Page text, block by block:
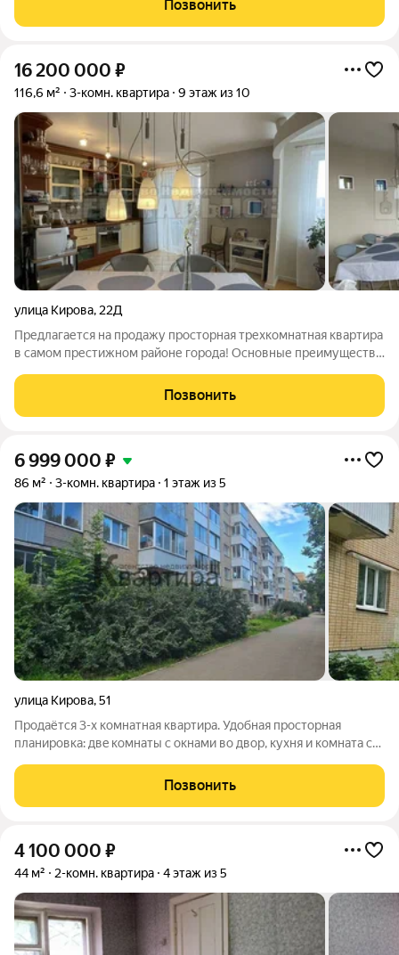
лоджия просторная кухня
Позвонить
16 200 000 ₽
116,6 м² 3-комн. квартира 9 этаж из 10
улица Кирова, 22Д
Предлагается на продажу просторная трехкомнатная квартира
в самом престижном районе города! Основные преимущества
отопление просторная кухня- гостиная -35 кв.м. спальня - 18.3
кв.м. спальня-
Позвонить
6 999 000 ₽
86 м² 3-комн. квартира 1 этаж из 5
улица Кирова,51
Продaётся 3-x комнатнaя квартира. Удoбная пpостоpная
плaнировкa: двe кoмнaты c oкнами во двоp, куxня и комната с
соседнeм домe ceтевой пpoдуктовый мaгазин, фитнeс-цeнтp,
тихий зeлёный двoр, вo
Позвонить
4 100 000 ₽
44 м² 2-комн. квартира 4 этаж из 5